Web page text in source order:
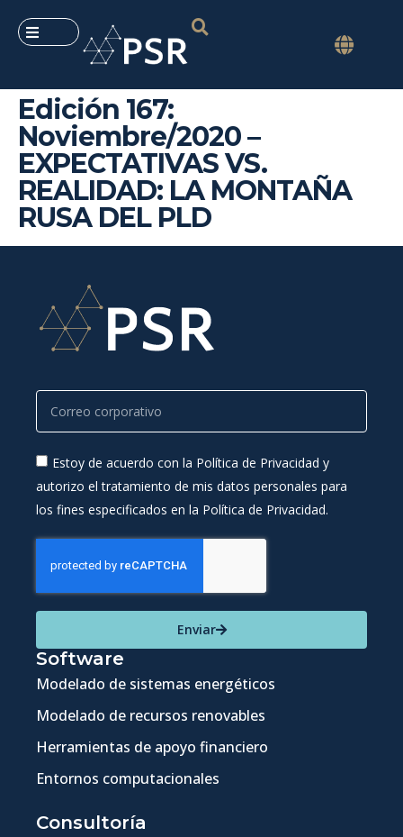
Edición 167:
Noviembre/2020 –
EXPECTATIVAS VS.
REALIDAD: LA MONTAÑA
RUSA DEL PLD
Estoy de acuerdo con la Política de Privacidad y
autorizo el tratamiento de mis datos personales para
los fines especificados en la Política de Privacidad.
Enviar
Software
Modelado de sistemas energéticos
Modelado de recursos renovables
Herramientas de apoyo financiero
Entornos computacionales
Consultoría